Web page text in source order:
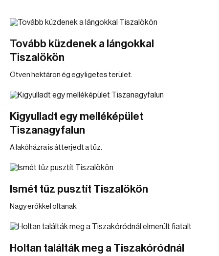
Tovább küzdenek a lángokkal
Tiszalökön
Ötven hektáron ég egy ligetes terület.
Kigyulladt egy melléképület
Tiszanagyfalun
A lakóházra is átterjedt a tűz.
Ismét tűz pusztít Tiszalökön
Nagy erőkkel oltanak.
Holtan találták meg a Tiszakóródnál